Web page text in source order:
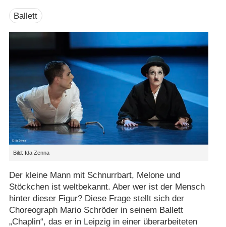
Ballett
Bild: Ida Zenna
Der kleine Mann mit Schnurrbart, Melone und
Stöckchen ist weltbekannt. Aber wer ist der Mensch
hinter dieser Figur? Diese Frage stellt sich der
Choreograph Mario Schröder in seinem Ballett
„Chaplin“, das er in Leipzig in einer überarbeiteten